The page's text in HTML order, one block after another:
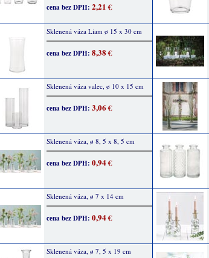
cena bez DPH: 2,21 €
Sklenená váza Liam ø 15 x 30 cm
cena bez DPH: 8,38 €
Sklenená váza valec, ø 10 x 15 cm
cena bez DPH: 3,06 €
Sklenená váza, ø 8, 5 x 8, 5 cm
cena bez DPH: 0,94 €
Sklenená váza, ø 7 x 14 cm
cena bez DPH: 0,94 €
Sklenená váza, ø 7, 5 x 19 cm